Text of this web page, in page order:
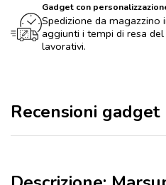
Gadget con
Spedizione da
aggiunti i tempi di resa
lavorativi.
Recensioni